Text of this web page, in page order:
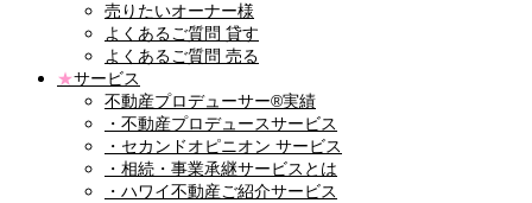
売りたいオーナー様
よくあるご質問 貸す
よくあるご質問 売る
★サービス
不動産プロデューサー®実績
・不動産プロデュースサービス
・セカンドオピニオン サービス
・相続・事業承継サービスとは
・ハワイ不動産ご紹介サービス